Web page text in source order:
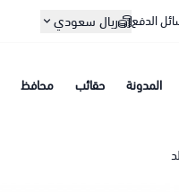
الدفع ريال سعودي
المدونة حقائب محافظ